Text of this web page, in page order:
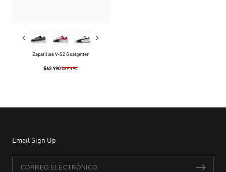
Zapatillas V-S2 Goalgetter
$62.990 $89.990